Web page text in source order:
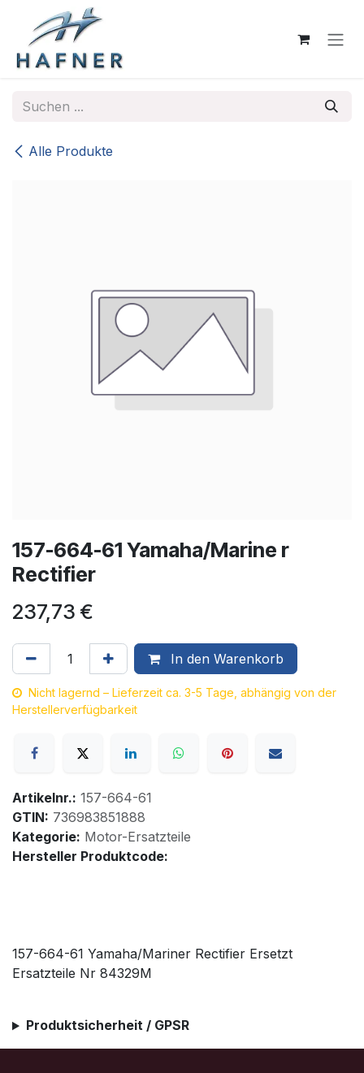
Zum Inhalt springen
Alle Produkte
157-664-61 Yamaha/Marine r
Rectifier
237,73 €
In den Warenkorb
Nicht lagernd – Lieferzeit ca. 3-5 Tage, abhängig von der
Herstellerverfügbarkeit
Artikelnr.: 157-664-61
GTIN: 736983851888
Kategorie: Motor-Ersatzteile
Hersteller Produktcode:
157-664-61 Yamaha/Mariner Rectifier Ersetzt
Ersatzteile Nr 84329M
Produktsicherheit / GPSR